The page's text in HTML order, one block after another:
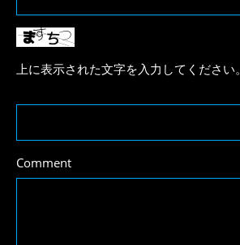
上に表示された文字を入力してください。
Comment